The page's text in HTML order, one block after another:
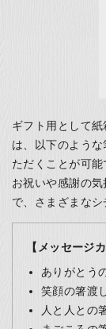
ギフト用として
は、以下のよう
ただくことが可能
お祝いや感謝の
で、さまざまなシ
【メッセージ
ありがとう
笑顔の箸渡
人と人との